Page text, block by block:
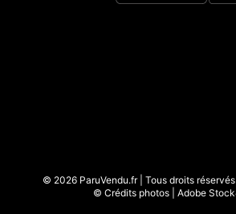
© 2026 ParuVendu.fr | Tous droits réservés
© Crédits photos | Adobe Stock